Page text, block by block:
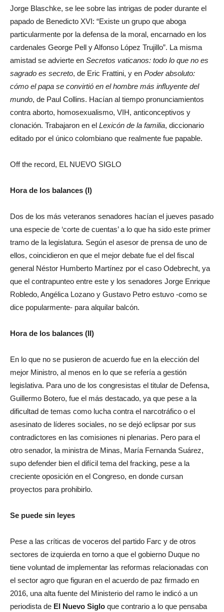
Jorge Blaschke, se lee sobre las intrigas de poder durante el
papado de Benedicto XVI: “Existe un grupo que aboga
particularmente por la defensa de la moral, encarnado en los
cardenales George Pell y Alfonso López Trujillo”. La misma
amistad se advierte en Secretos vaticanos: todo lo que no es
sagrado es secreto, de Eric Frattini, y en Poder absoluto:
cómo el papa se convirtió en el hombre más influyente del
mundo, de Paul Collins. Hacían al tiempo pronunciamientos
contra aborto, homosexualismo, VIH, anticonceptivos y
clonación. Trabajaron en el Lexicón de la familia, diccionario
editado por el único colombiano que realmente fue papable.
Off the record, EL NUEVO SIGLO
Hora de los balances (I)
Dos de los más veteranos senadores hacían el jueves pasado
una especie de ‘corte de cuentas’ a lo que ha sido este primer
tramo de la legislatura. Según el asesor de prensa de uno de
ellos, coincidieron en que el mejor debate fue el del fiscal
general Néstor Humberto Martínez por el caso Odebrecht, ya
que el contrapunteo entre este y los senadores Jorge Enrique
Robledo, Angélica Lozano y Gustavo Petro estuvo -como se
dice popularmente- para alquilar balcón.
Hora de los balances (II)
En lo que no se pusieron de acuerdo fue en la elección del
mejor Ministro, al menos en lo que se refería a gestión
legislativa. Para uno de los congresistas el titular de Defensa,
Guillermo Botero, fue el más destacado, ya que pese a la
dificultad de temas como lucha contra el narcotráfico o el
asesinato de líderes sociales, no se dejó eclipsar por sus
contradictores en las comisiones ni plenarias. Pero para el
otro senador, la ministra de Minas, María Fernanda Suárez,
supo defender bien el difícil tema del fracking, pese a la
creciente oposición en el Congreso, en donde cursan
proyectos para prohibirlo.
Se puede sin leyes
Pese a las críticas de voceros del partido Farc y de otros
sectores de izquierda en torno a que el gobierno Duque no
tiene voluntad de implementar las reformas relacionadas con
el sector agro que figuran en el acuerdo de paz firmado en
2016, una alta fuente del Ministerio del ramo le indicó a un
periodista de El Nuevo Siglo que contrario a lo que pensaba